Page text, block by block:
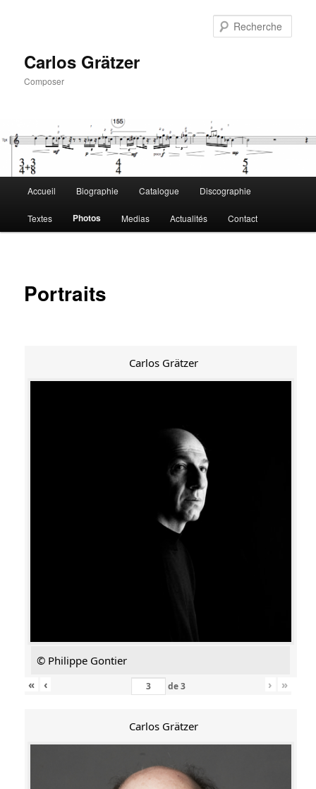
Carlos Grätzer
Composer
principal
Accueil Biographie Catalogue Discographie
Textes Photos Medias Actualités Contact
Portraits
Carlos Grätzer
© Philippe Gontier
«
‹ de3 › »
Carlos Grätzer